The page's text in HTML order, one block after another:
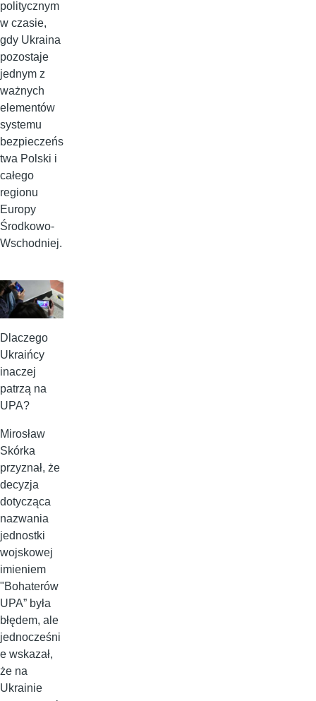
politycznym
w czasie,
gdy Ukraina
pozostaje
jednym z
ważnych
elementów
systemu
bezpieczeńs
twa Polski i
całego
regionu
Europy
Środkowo-
Wschodniej.
Dlaczego
Ukraińcy
inaczej
patrzą na
UPA?
Mirosław
Skórka
przyznał, że
decyzja
dotycząca
nazwania
jednostki
wojskowej
imieniem
"Bohaterów
UPA” była
błędem, ale
jednocześni
e wskazał,
że na
Ukrainie